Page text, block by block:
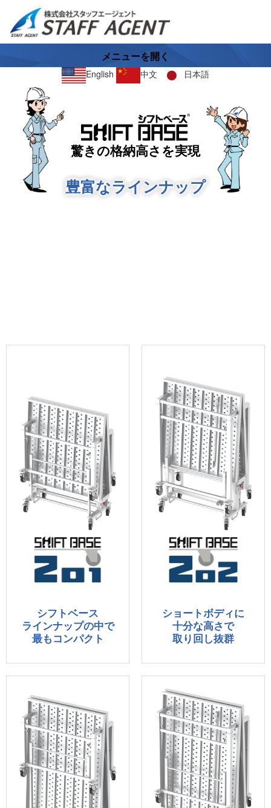
メニューを開く
English 中文 日本語
驚きの格納高さを実現
豊富なラインナップ
シフトベース
ラインナップの中で
最もコンパクト
ショートボディに
十分な高さで
取り回し抜群